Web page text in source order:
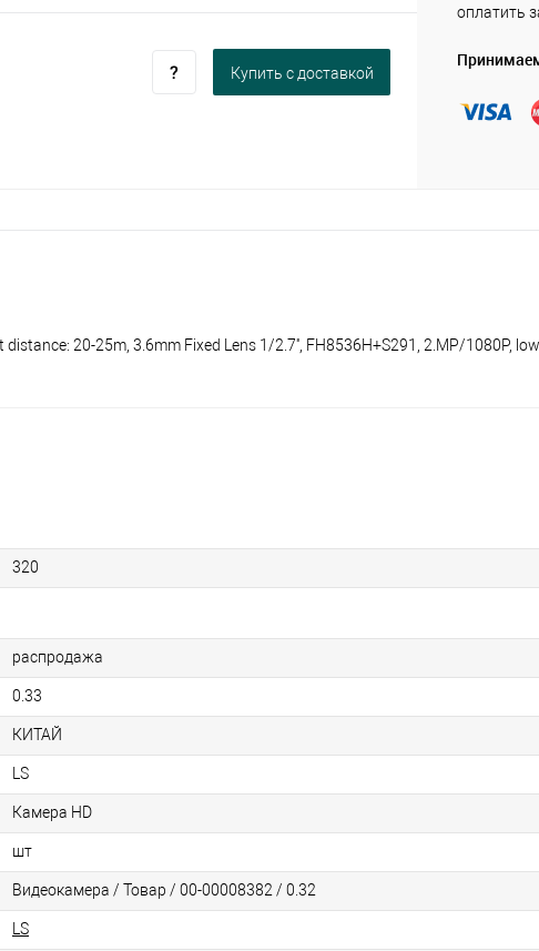
Купить c доставкой
оплатить
20-25m, 3.6mm Fixed Lens 1/2.7'', FH8536H+S291, 2.MP/1080P,
320
распродажа
0.33
КИТАЙ
LS
Камера HD
шт
Видеокамера / Товар / 00-00008382 / 0.32
LS